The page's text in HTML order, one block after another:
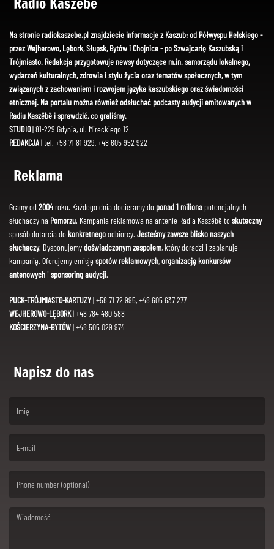
Na stronie radiokaszebe.pl znajdziecie informacje z Kaszub: od Półwyspu Helskiego -
przez Wejherowo, Lębork, Słupsk, Bytów i Chojnice - po Szwajcarię Kaszubską i
Trójmiasto. Redakcja przygotowuje newsy dotyczące m.in. samorządu lokalnego,
wydarzeń kulturalnych, zdrowia i stylu życia oraz tematów społecznych, w tym
związanych z zachowaniem i rozwojem języka kaszubskiego oraz świadomości
etnicznej. Na portalu można również odsłuchać podcasty audycji emitowanych w
Radiu Kaszëbë i sprawdzić, co graliśmy.
STUDIO| 81-229 Gdynia, ul. Mireckiego 12
REDAKCJA| tel. +58 71 81 929, +48 605 952 922
Reklama
Gramy od 2004roku. Każdego dnia docieramy do ponad 1 miliona potencjalnych
słuchaczy na Pomorzu. Kampania reklamowa na antenie Radia Kaszëbë toskuteczny
sposób dotarcia dokonkretnegoodbiorcy. Jesteśmy zawsze blisko naszych
słuchaczy. Dysponujemydoświadczonym zespołem, który doradzi i zaplanuje
kampanię. Oferujemy emisję spotów reklamowych,organizację konkursów
antenowychi sponsoring audycji.
PUCK-TRÓJMIASTO-KARTUZY| +58 71 72 995, +48 605 637 277
WEJHEROWO-LĘBORK| +48 784 480 588
KOŚCIERZYNA-BYTÓW| +48 505 029 974
Napisz do nas